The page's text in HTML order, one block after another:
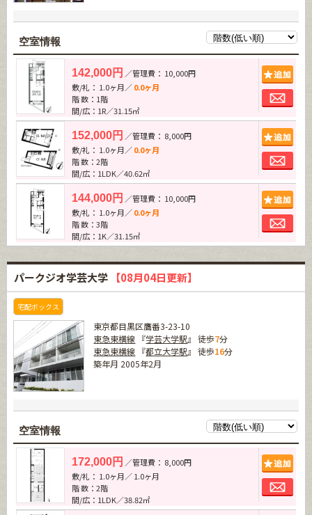
空室情報
142,000円 ／管理費： 10,000円
敷/礼： 1.0ヶ月／0.0ヶ月
階 数：1階
間/広：1R／31.15㎡
152,000円 ／管理費： 8,000円
敷/礼： 1.0ヶ月／0.0ヶ月
階 数：2階
間/広：1LDK／40.62㎡
144,000円 ／管理費： 10,000円
敷/礼： 1.0ヶ月／0.0ヶ月
階 数：3階
間/広：1K／31.15㎡
パークジオ学芸大学 【08月04日更新】
宅配ボックス
東京都目黒区鷹番3-23-10
東急東横線 『学芸大学駅』 徒歩7分
東急東横線 『都立大学駅』 徒歩16分
築年月 2005年2月
空室情報
172,000円 ／管理費： 8,000円
敷/礼： 1.0ヶ月／ 1.0ヶ月
階 数：2階
間/広：1LDK／38.82㎡